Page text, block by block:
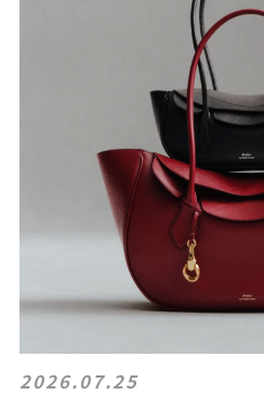
2026.07.25